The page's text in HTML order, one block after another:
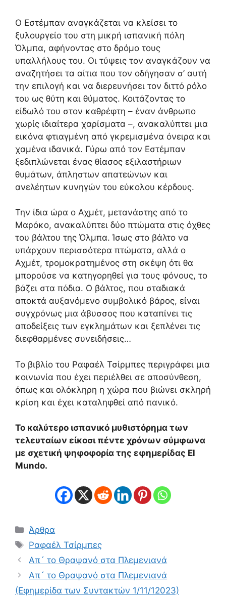
Ο Εστέμπαν αναγκάζεται να κλείσει το
ξυλουργείο του στη μικρή ισπανική πόλη
Όλμπα, αφήνοντας στο δρόμο τους
υπαλλήλους του. Οι τύψεις τον αναγκάζουν να
αναζητήσει τα αίτια που τον οδήγησαν σ’ αυτή
την επιλογή και να διερευνήσει τον διττό ρόλο
του ως θύτη και θύματος. Κοιτάζοντας το
είδωλό του στον καθρέφτη – έναν άνθρωπο
χωρίς ιδιαίτερα χαρίσματα –, ανακαλύπτει μια
εικόνα φτιαγμένη από γκρεμισμένα όνειρα και
χαμένα ιδανικά. Γύρω από τον Εστέμπαν
ξεδιπλώνεται ένας θίασος εξιλαστήριων
θυμάτων, άπληστων απατεώνων και
ανελέητων κυνηγών του εύκολου κέρδους.
Την ίδια ώρα ο Αχμέτ, μετανάστης από το
Μαρόκο, ανακαλύπτει δύο πτώματα στις όχθες
του βάλτου της Όλμπα. Ίσως στο βάλτο να
υπάρχουν περισσότερα πτώματα, αλλά ο
Αχμέτ, τρομοκρατημένος στη σκέψη ότι θα
μπορούσε να κατηγορηθεί για τους φόνους, το
βάζει στα πόδια. Ο βάλτος, που σταδιακά
αποκτά αυξανόμενο συμβολικό βάρος, είναι
συγχρόνως μια άβυσσος που καταπίνει τις
αποδείξεις των εγκλημάτων και ξεπλένει τις
διεφθαρμένες συνειδήσεις…
Το βιβλίο του Ραφαέλ Τσίρμπες περιγράφει μια
κοινωνία που έχει περιέλθει σε αποσύνθεση,
όπως και ολόκληρη η χώρα που βιώνει σκληρή
κρίση και έχει καταληφθεί από πανικό.
Το καλύτερο ισπανικό μυθιστόρημα των
τελευταίων είκοσι πέντε χρόνων σύμφωνα
με σχετική ψηφοφορία της εφημερίδας El
Mundo.
Κατηγορίες
Άρθρα
Ετικέτες
Ραφαέλ Τσίρμπες
Απ´ το Θραψανό στα Πλεμενιανά
Απ´ το Θραψανό στα Πλεμενιανά
(Εφημερίδα των Συντακτών 1/11/12023)